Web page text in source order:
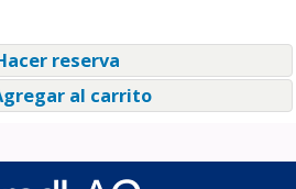
reserva
al carrito